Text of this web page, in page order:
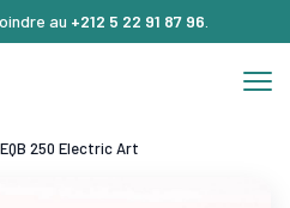
au +212 5 22 91 87 96
EQB 250 Electric Art